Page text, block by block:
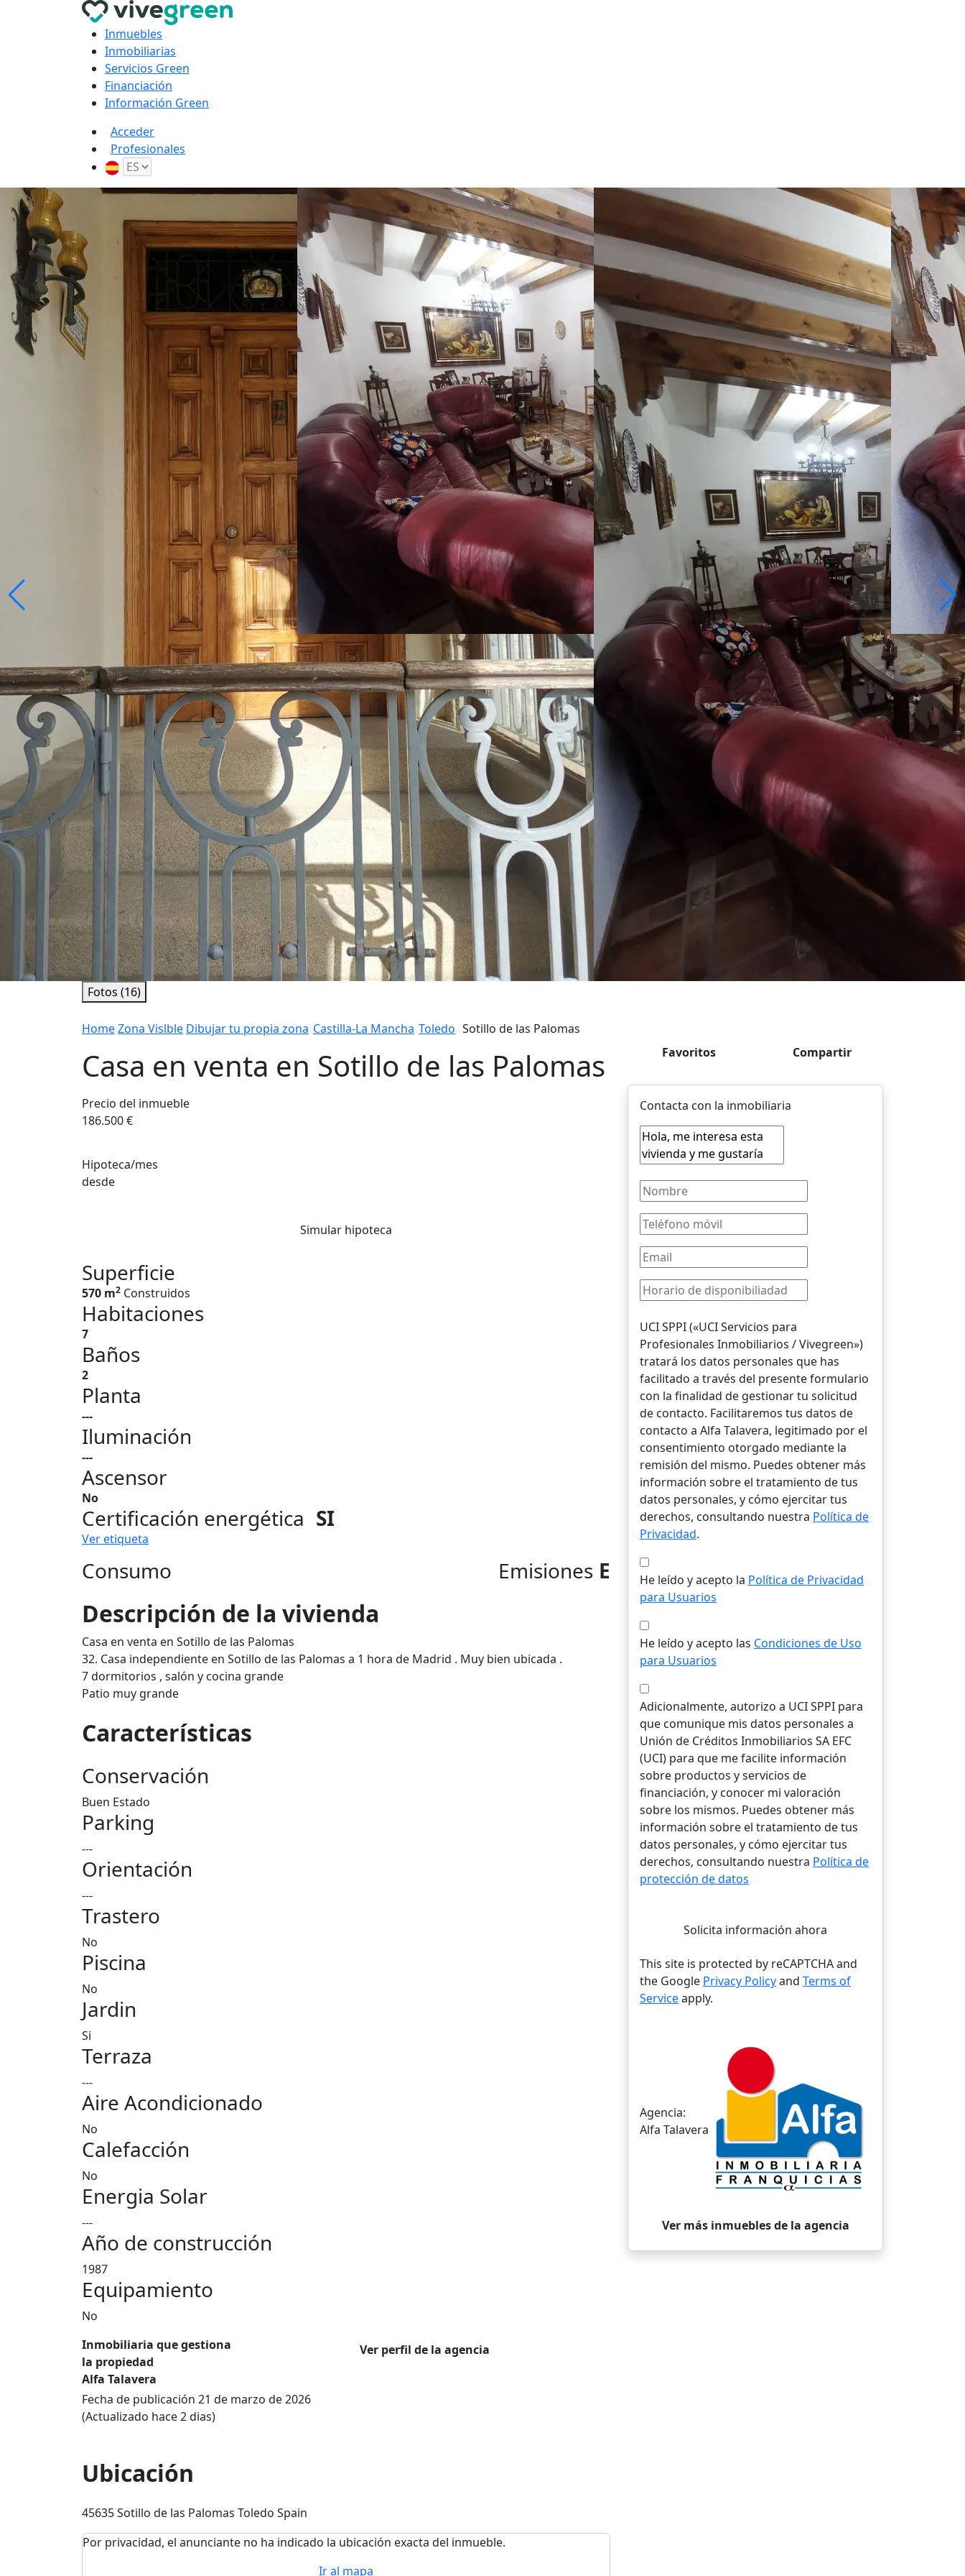
Inmuebles
Inmobiliarias
Servicios Green
Financiación
Información Green
Acceder
Profesionales
Fotos (16)
HomeZona Vislble Dibujar tu propia zona Castilla-La Mancha Toledo Sotillo de las Palomas
Casa en venta en Sotillo de las Palomas
Precio del inmueble
186.500 €
Hipoteca/mes
desde
Simular hipoteca
Superficie
570 m2 Construidos
Habitaciones
7
Baños
2
Planta
---
Iluminación
---
Ascensor
No
Certificación energética SI
Ver etiqueta
Consumo Emisiones E
Descripción de la vivienda
Casa en venta en Sotillo de las Palomas
32. Casa independiente en Sotillo de las Palomas a 1 hora de Madrid . Muy bien ubicada .
7 dormitorios , salón y cocina grande
Patio muy grande
Características
Conservación
Buen Estado
Parking
---
Orientación
---
Trastero
No
Piscina
No
Jardin
Si
Terraza
---
Aire Acondicionado
No
Calefacción
No
Energia Solar
---
Año de construcción
1987
Equipamiento
No
Inmobiliaria que gestiona
la propiedad
Alfa Talavera
Ver perfil de la agencia
Fecha de publicación 21 de marzo de 2026
(Actualizado hace 2 dias)
Ubicación
45635 Sotillo de las Palomas Toledo Spain
Por privacidad, el anunciante no ha indicado la ubicación exacta del inmueble.
Ir al mapa
Favoritos Compartir
Contacta con la inmobiliaria
UCI SPPI («UCI Servicios para
Profesionales Inmobiliarios / Vivegreen»)
tratará los datos personales que has
facilitado a través del presente formulario
con la finalidad de gestionar tu solicitud
de contacto. Facilitaremos tus datos de
contacto a Alfa Talavera, legitimado por el
consentimiento otorgado mediante la
remisión del mismo. Puedes obtener más
información sobre el tratamiento de tus
datos personales, y cómo ejercitar tus
derechos, consultando nuestra Política de
Privacidad.
He leído y acepto la Política de Privacidad
para Usuarios
He leído y acepto las Condiciones de Uso
para Usuarios
Adicionalmente, autorizo a UCI SPPI para
que comunique mis datos personales a
Unión de Créditos Inmobiliarios SA EFC
(UCI) para que me facilite información
sobre productos y servicios de
financiación, y conocer mi valoración
sobre los mismos. Puedes obtener más
información sobre el tratamiento de tus
datos personales, y cómo ejercitar tus
derechos, consultando nuestra Política de
protección de datos
Solicita información ahora
This site is protected by reCAPTCHA and
the Google Privacy Policyand Terms of
Serviceapply.
Agencia:
Alfa Talavera
Ver más inmuebles de la agencia